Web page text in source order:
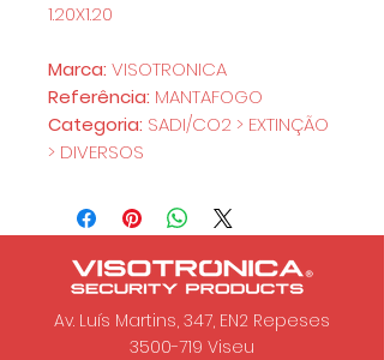
1.20X1.20
Marca: VISOTRONICA
Referência: MANTAFOGO
Categoria: SADI/CO2 > EXTINÇÃO
> DIVERSOS
Av. Luís Martins, 347, EN2 Repeses
3500-719 Viseu